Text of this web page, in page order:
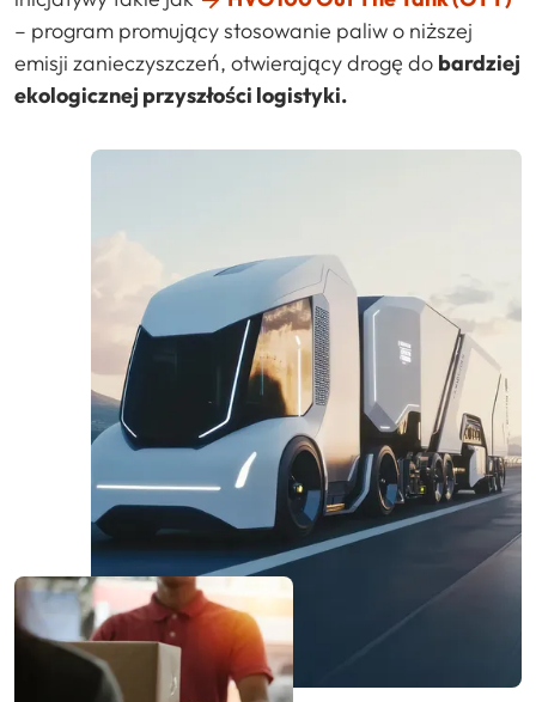
– program promujący stosowanie paliw o niższej
emisji zanieczyszczeń, otwierający drogę do bardziej
ekologicznej przyszłości logistyki.